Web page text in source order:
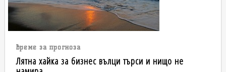
време за прогноза
Лятна хайка за бизнес вълци търси и нищо не